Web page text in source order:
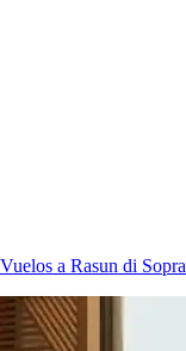
Vuelos a Rasun di Sopra